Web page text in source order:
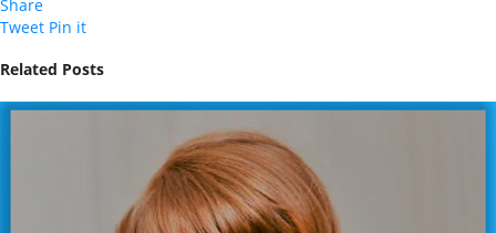
Share
Tweet Pin it
Related Posts